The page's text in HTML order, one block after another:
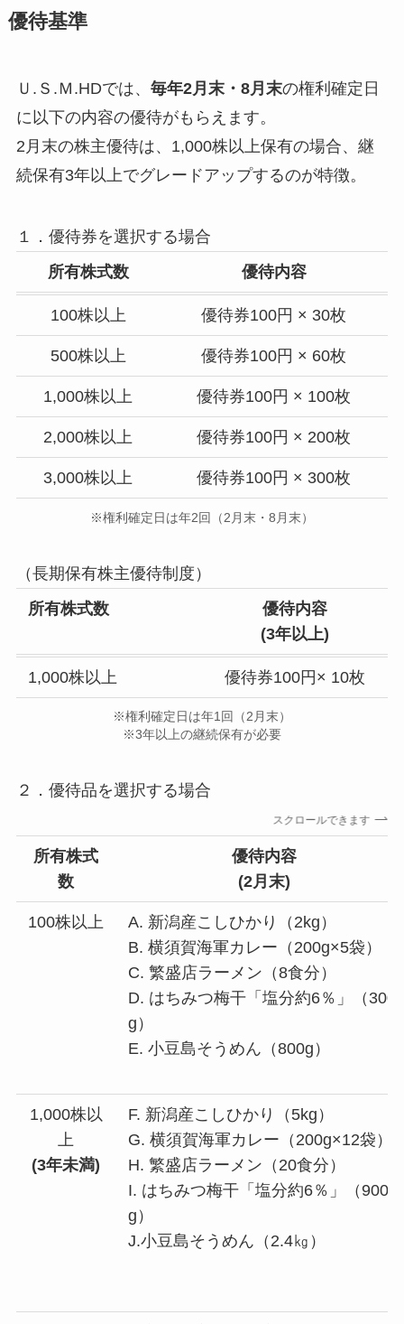
優待基準
Ｕ.Ｓ.Ｍ.HDでは、 毎年2月末・8月末の権利確定日
に以下の内容の優待がもらえます。
2月末の株主優待は、1,000株以上保有の場合、継
続保有3年以上でグレードアップするのが特徴。
１．優待券を選択する場合
所有株式数
優待内容
100株以上 優待券100円 × 30枚
500株以上 優待券100円 × 60枚
1,000株以上 優待券100円 × 100枚
2,000株以上 優待券100円 × 200枚
3,000株以上 優待券100円 × 300枚
※権利確定日は年2回（2月末・8月末）
（長期保有株主優待制度）
所有株式数
優待内容
(3年以上)
1,000株以上 優待券100円× 10枚
※権利確定日は年1回（2月末）
※3年以上の継続保有が必要
２．優待品を選択する場合
スクロールできます
所有株式
数
優待内容
(2月末)
100株以上
A. 新潟産こしひかり（2kg）
B. 横須賀海軍カレー（200g×5袋）
C. 繁盛店ラーメン（8食分）
D. はちみつ梅干「塩分約6％」（300
g）
E. 小豆島そうめん（800g）
1,000株以
上
(3年未満)
F. 新潟産こしひかり（5kg）
G. 横須賀海軍カレー（200g×12袋）
H. 繁盛店ラーメン（20食分）
I. はちみつ梅干「塩分約6％」（900
g）
J.小豆島そうめん（2.4㎏）